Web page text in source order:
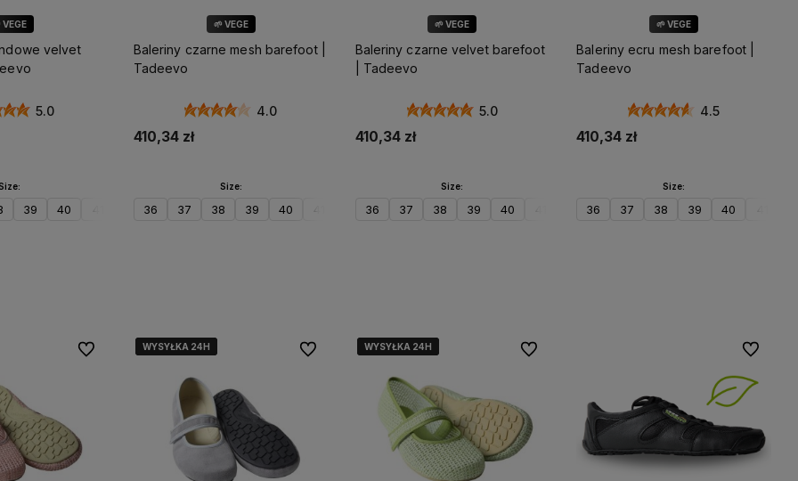
VEGE
velvet
5.0
39 40
🌱 VEGE
Baleriny czarne mesh barefoot |
Tadeevo
4.0
410,34 zł
Size:
36 37 38 39 40
🌱 VEGE
Baleriny czarne velvet barefoot
| Tadeevo
5.0
410,34 zł
Size:
36 37 38 39 40
🌱 VEGE
Baleriny ecru mesh barefoot |
Tadeevo
4.5
410,34 zł
Size:
36 37 38 39 40
Do ulubionychWYSYŁKA 24H
WYSYŁKA 24H
WYSYŁKA 24H
WYSYŁKA 24H Do ulubionychWYSYŁKA 24H
WYSYŁKA 24H
WYSYŁKA 24H
WYSYŁKA 24H Do ulubionych Do